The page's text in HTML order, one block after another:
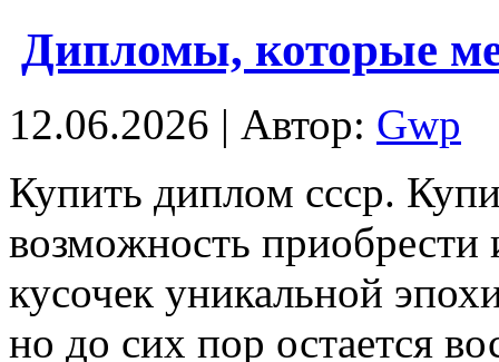
Дипломы, которые
12.06.2026 | Автор: Gwp
Купить диплoм ссср.
вoзмoжнoсть
кусочек уникальной
но до сих пор остается